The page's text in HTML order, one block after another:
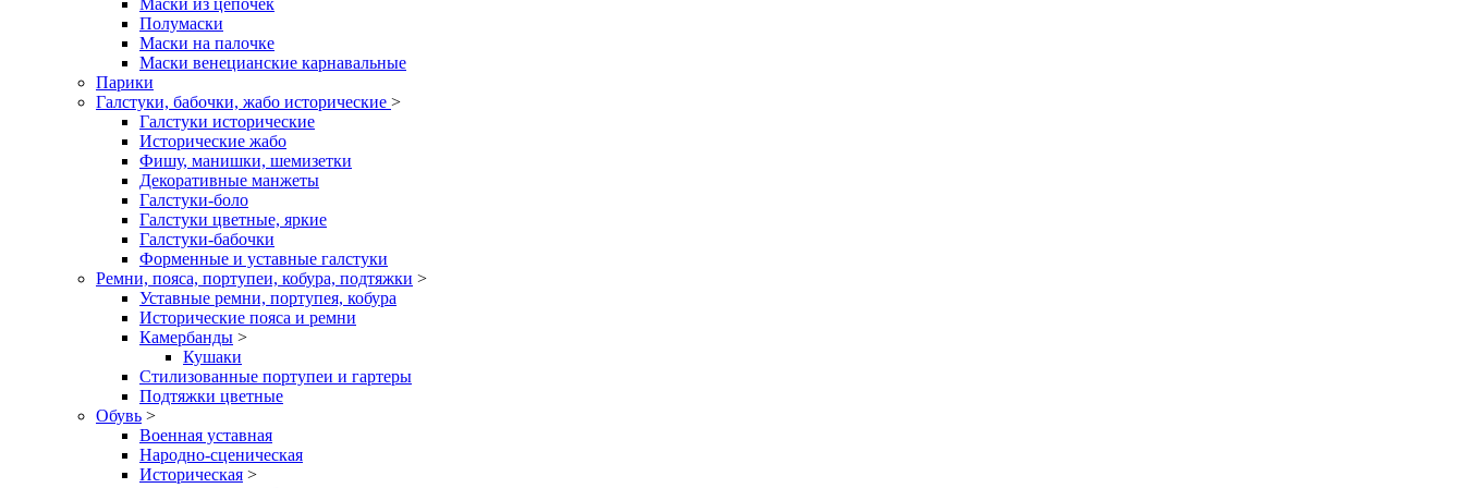
Маски из цепочек
Полумаски
Маски на палочке
Маски венецианские карнавальные
Парики
Галстуки, бабочки, жабо исторические >
Галстуки исторические
Исторические жабо
Фишу, манишки, шемизетки
Декоративные манжеты
Галстуки-боло
Галстуки цветные, яркие
Галстуки-бабочки
Форменные и уставные галстуки
Ремни, пояса, портупеи, кобура, подтяжки >
Уставные ремни, портупея, кобура
Исторические пояса и ремни
Камербанды >
Кушаки
Стилизованные портупеи и гартеры
Подтяжки цветные
Обувь >
Военная уставная
Народно-сценическая
Историческая >